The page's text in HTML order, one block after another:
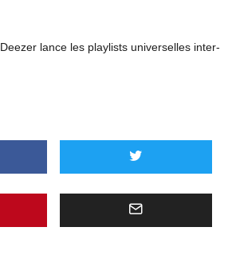
Deezer lance les playlists universelles inter-